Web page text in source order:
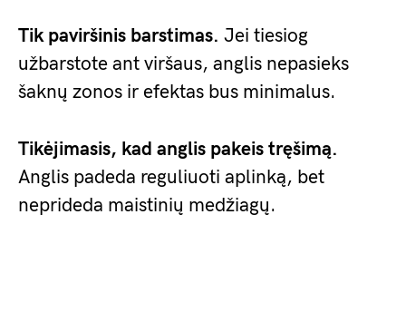
Tik paviršinis barstimas. Jei tiesiog
užbarstote ant viršaus, anglis nepasieks
šaknų zonos ir efektas bus minimalus.
Tikėjimasis, kad anglis pakeis tręšimą.
Anglis padeda reguliuoti aplinką, bet
neprideda maistinių medžiagų.